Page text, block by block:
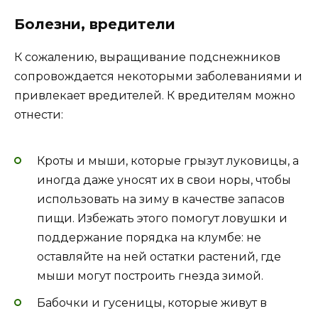
Болезни, вредители
К сожалению, выращивание подснежников
сопровождается некоторыми заболеваниями и
привлекает вредителей. К вредителям можно
отнести:
Кроты и мыши, которые грызут луковицы, а
иногда даже уносят их в свои норы, чтобы
использовать на зиму в качестве запасов
пищи. Избежать этого помогут ловушки и
поддержание порядка на клумбе: не
оставляйте на ней остатки растений, где
мыши могут построить гнезда зимой.
Бабочки и гусеницы, которые живут в